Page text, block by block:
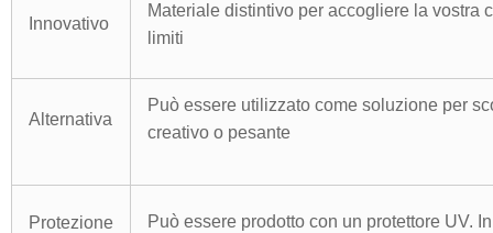
Innovativo
Materiale distintivo per accogliere la vostra
limiti
Alternativa
Può essere utilizzato come soluzione per
creativo o pesante
Protezione
Può essere prodotto con un protettore UV.